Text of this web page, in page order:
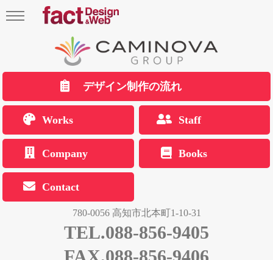
デザイン制作の流れ
Works Staff
Company Books
Contact
780-0056 高知市北本町1-10-31
TEL.088-856-9405